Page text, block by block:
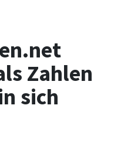
Zahlen
sich